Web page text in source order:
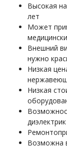
Высокая
лет
Может
Внешний
нужно
Низкая
Низкая
Возможна